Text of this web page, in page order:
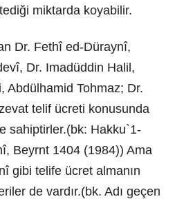
miktarda koyabilir.
Dr. Fethî ed-Düraynî,
Dr. Imadüddin Halil,
Abdülhamid Tohmaz; Dr.
telif ücreti konusunda
sahiptirler.(bk: Hakku`1-
Beyrnt 1404 (1984)) Ama
gibi telife ücret almanın
de vardır.(bk. Adı geçen